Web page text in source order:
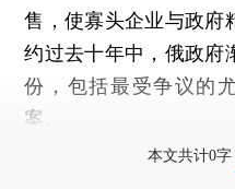
售，使寡头企业与政府
约过去十年中，俄政府
份，包括最受争议的
案。
本文共计0